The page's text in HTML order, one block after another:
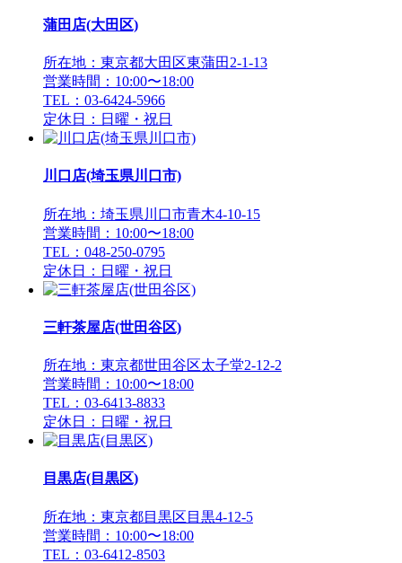
蒲田店(大田区)
所在地：東京都大田区東蒲田2-1-13
営業時間：10:00〜18:00
TEL：03-6424-5966
定休日：日曜・祝日
川口店(埼玉県川口市)
所在地：埼玉県川口市青木4-10-15
営業時間：10:00〜18:00
TEL：048-250-0795
定休日：日曜・祝日
三軒茶屋店(世田谷区)
所在地：東京都世田谷区太子堂2-12-2
営業時間：10:00〜18:00
TEL：03-6413-8833
定休日：日曜・祝日
目黒店(目黒区)
所在地：東京都目黒区目黒4-12-5
営業時間：10:00〜18:00
TEL：03-6412-8503